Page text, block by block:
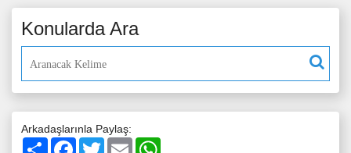
Konularda Ara
Arkadaşlarınla Paylaş:
PaylaşFacebook
TwitterEmail